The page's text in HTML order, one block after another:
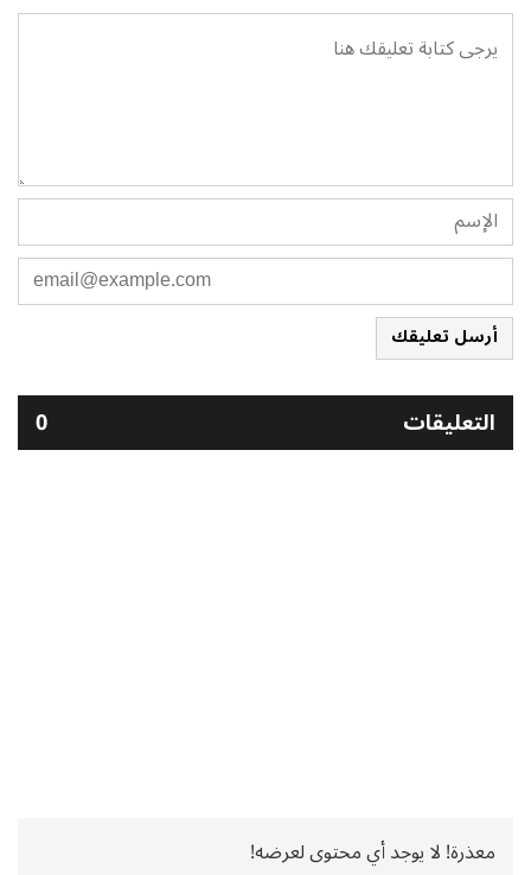
أرسل تعليقك
التعليقات 0
معذرة! لا يوجد أي محتوى لعرضه!